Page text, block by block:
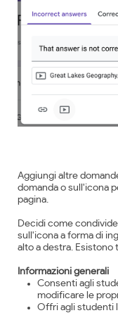
Aggiungi altre
domanda o sull'icona
pagina.
Decidi come
sull'icona a forma di
alto a destra.
Informazioni generali
Consenti agli
modificare le
Offri agli studenti